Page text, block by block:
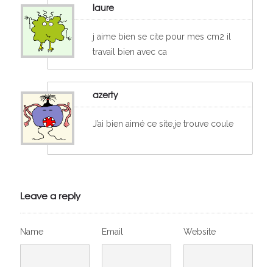
laure
j aime bien se cite pour mes cm2 il
travail bien avec ca
azerty
J’ai bien aimé ce site,je trouve coule
Leave a reply
Name Email Website